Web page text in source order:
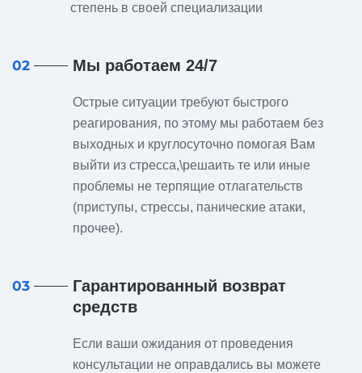
степень в своей специализации
02 Мы работаем 24/7
Острые ситуации требуют быстрого
реагирования, по этому мы работаем без
выходных и круглосуточно помогая Вам
выйти из стресса,\решаить те или иные
проблемы не терпящие отлагательств
(приступы, стрессы, панические атаки,
прочее).
03
Гарантированный возврат
средств
Если ваши ожидания от проведения
консультации не оправдались вы можете